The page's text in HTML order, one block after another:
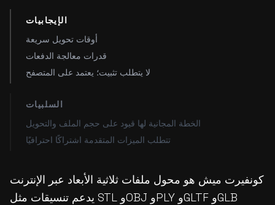
الإيجابيات
أوقات تحويل سريعة
قدرات معالجة الدفعات
لا يتطلب تثبيت؛ يعتمد على المتصفح
السلبيات
الخطة المجانية لها قيود على حجم الملف والتحويل
تتطلب الميزات المتقدمة اشتراكًا احترافيًا
كونفيرت ميش هو محول ملفات ثلاثية الأبعاد عبر الإنترنت
يدعم تنسيقات مثل STL وOBJ وPLY وGLTF وGLB